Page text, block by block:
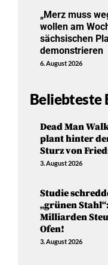
„Merz muss
wollen am
sächsischen
demonstrieren
6. August 2026
Beliebteste
Dead Man
plant hinter
Sturz von
3. August 2026
Studie
„grünen
Milliarden
Ofen!
3. August 2026